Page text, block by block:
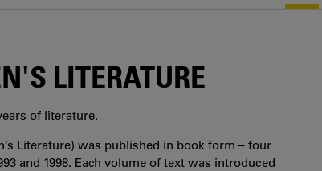
LITERATURE
of literature.
Literature) was published in book form – four
and 1998. Each volume of text was introduced